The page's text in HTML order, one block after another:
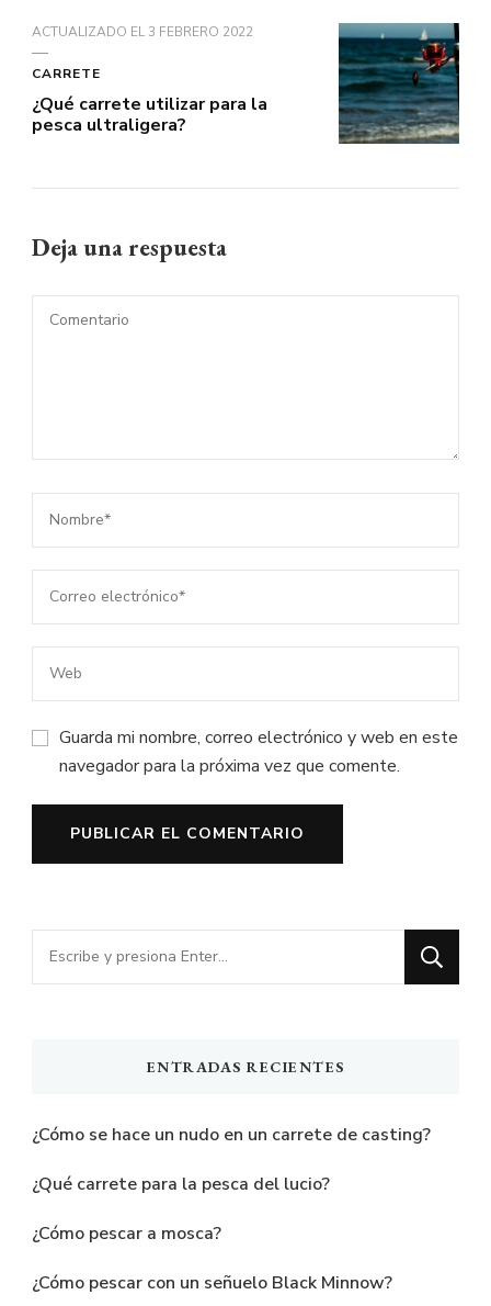
ACTUALIZADO EL3 FEBRERO 2022
CARRETE
¿Qué carrete utilizar para la
pesca ultraligera?
Deja una respuesta
Guarda mi nombre, correo electrónico y web en este
navegador para la próxima vez que comente.
¿Buscas
algo?
ENTRADAS RECIENTES
¿Cómo se hace un nudo en un carrete de casting?
¿Qué carrete para la pesca del lucio?
¿Cómo pescar a mosca?
¿Cómo pescar con un señuelo Black Minnow?